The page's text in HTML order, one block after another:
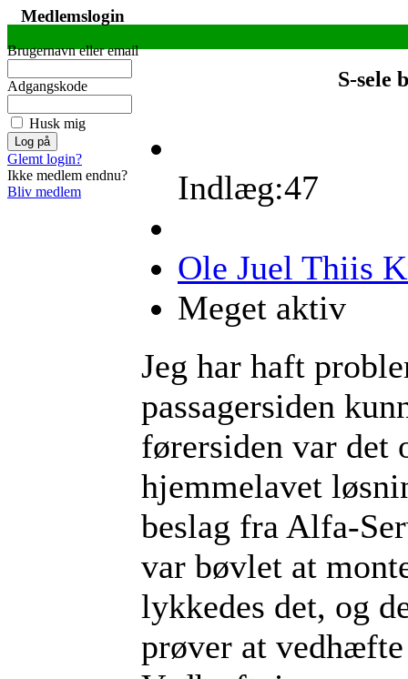
Medlemslogin
Brugernavn eller email
Adgangskode
Husk mig
Glemt login?
Ikke medlem endnu?
Bliv medlem
S-sele
Indlæg:47
Ole Juel Thiis
Meget aktiv
Jeg har haft
passagersiden
førersiden var det
hjemmelavet
beslag fra Alfa-
var bøvlet at
lykkedes det, og
prøver at